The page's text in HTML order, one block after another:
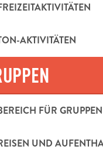
AKTIVITÄTEN
FÜR GRUPPEN
UND